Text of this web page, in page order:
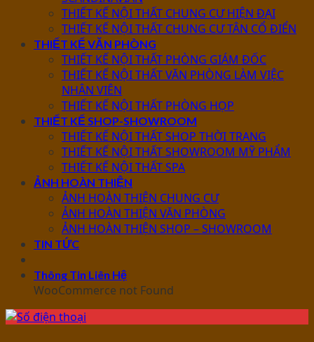
THIẾT KẾ NỘI THẤT CHUNG CƯ HIỆN ĐẠI
THIẾT KẾ NỘI THẤT CHUNG CƯ TÂN CỔ ĐIỂN
THIẾT KẾ VĂN PHÒNG
THIẾT KẾ NỘI THẤT PHÒNG GIÁM ĐỐC
THIẾT KẾ NỘI THẤT VĂN PHÒNG LÀM VIỆC
NHÂN VIÊN
THIẾT KẾ NỘI THẤT PHÒNG HỌP
THIẾT KẾ SHOP-SHOWROOM
THIẾT KẾ NỘI THẤT SHOP THỜI TRANG
THIẾT KẾ NỘI THẤT SHOWROOM MỸ PHẨM
THIẾT KẾ NỘI THẤT SPA
ẢNH HOÀN THIỆN
ẢNH HOÀN THIỆN CHUNG CƯ
ẢNH HOÀN THIỆN VĂN PHÒNG
ẢNH HOÀN THIỆN SHOP – SHOWROOM
TIN TỨC
Thông Tin Liên Hệ
WooCommerce not Found